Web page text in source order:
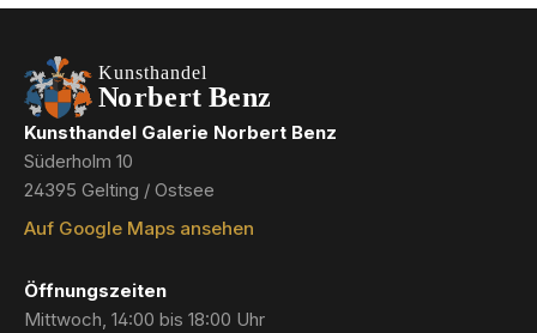
Kunsthandel Galerie Norbert Benz
Süderholm 10
24395 Gelting / Ostsee
Auf Google Maps ansehen
Öffnungszeiten
Mittwoch, 14:00 bis 18:00 Uhr